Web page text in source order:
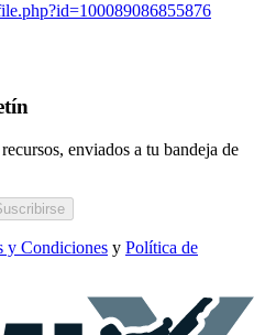
enviados a tu bandeja de
y Condiciones y Política de